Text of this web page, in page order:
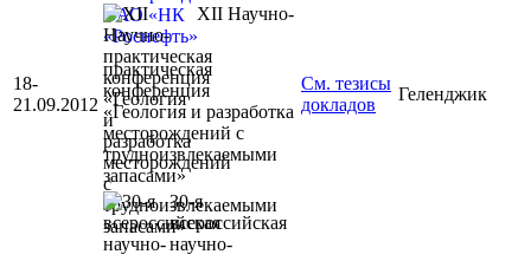
18-
21.09.2012
XII Научно-
практическая
конференция
«Геология и разработка
месторождений с
трудноизвлекаемыми
запасами»
См. тезисы
докладов
Геленджик
30-я
всероссийская
научно-